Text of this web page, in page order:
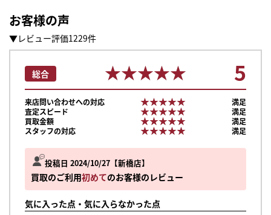
お客様の声
▼レビュー評価1229件
投稿日 2024/10/27 新橋店
買取のご利用初めてのお客様のレビュー
気に入った点・気に入らなかった点
総合 ★★★★★
★★★★★ 5
来店問い合わせへの対応 ★★★★★
★★★★★
満足
査定スピード
★★★★★
★★★★★
満足
買取金額
★★★★★
★★★★★
満足
スタッフの対応
★★★★★
★★★★★ 満足